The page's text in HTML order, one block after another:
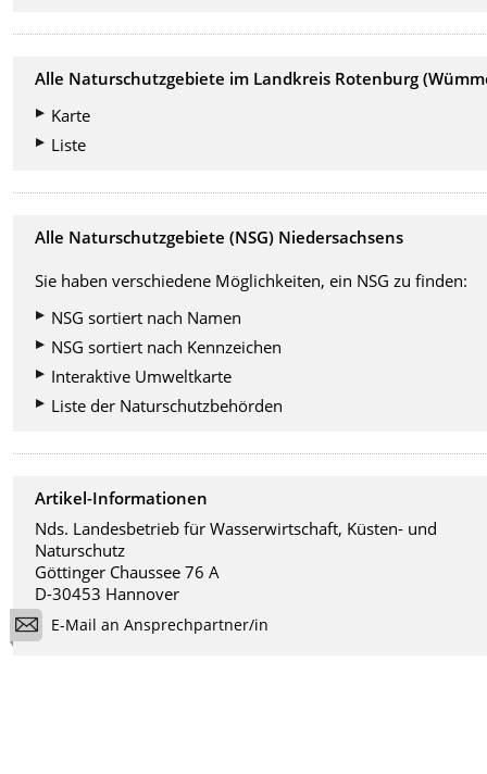
Alle Naturschutzgebiete im Landkreis Rotenburg
Karte
Liste
Alle Naturschutzgebiete (NSG) Niedersachsens
Sie haben verschiedene Möglichkeiten, ein NSG zu finden:
NSG sortiert nach Namen
NSG sortiert nach Kennzeichen
Interaktive Umweltkarte
Liste der Naturschutzbehörden
Artikel-Informationen
Nds. Landesbetrieb für Wasserwirtschaft, Küsten- und
Naturschutz
Göttinger Chaussee 76 A
D-30453 Hannover
E-Mail an Ansprechpartner/in